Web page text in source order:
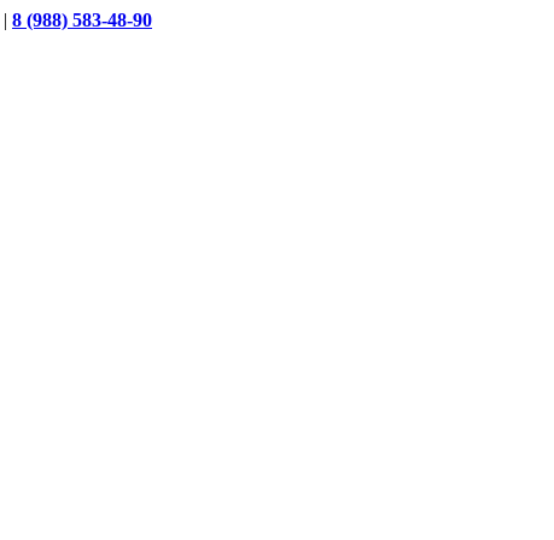
| 8 (988) 583-48-90